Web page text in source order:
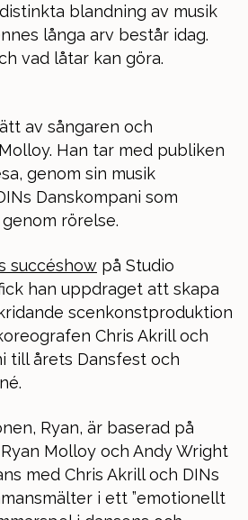
blandning av musik
långa arv består idag.
vad låtar kan göra.
av sångaren och
Han tar med publiken
genom sin musik
Danskompani som
rörelse.
succéshow på Studio
han uppdraget att skapa
scenkonstproduktion
Chris Akrill och
till årets Dansfest och
Ryan, är baserad på
Molloy och Andy Wright
med Chris Akrill och DINs
i ett ”emotionellt